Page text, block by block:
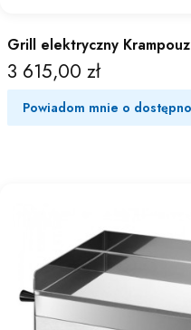
Grill elektryczny
Cena
3 615,00 zł
Powiadom mnie o